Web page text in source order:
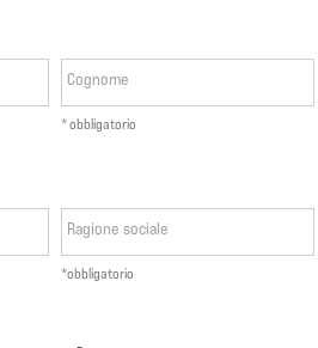
Cognome
* obbligatorio
Ragione sociale
*obbligatorio